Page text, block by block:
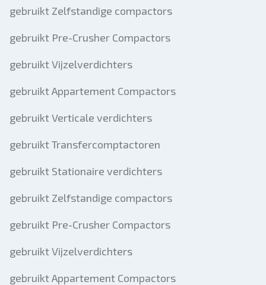
gebruikt Zelfstandige compactors
gebruikt Pre-Crusher Compactors
gebruikt Vijzelverdichters
gebruikt Appartement Compactors
gebruikt Verticale verdichters
gebruikt Transfercomptactoren
gebruikt Stationaire verdichters
gebruikt Zelfstandige compactors
gebruikt Pre-Crusher Compactors
gebruikt Vijzelverdichters
gebruikt Appartement Compactors